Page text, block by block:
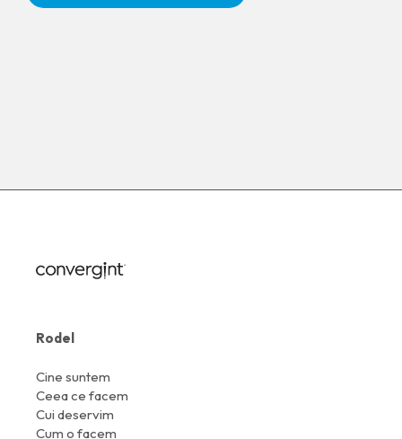
Rodel
Cine suntem
Ceea ce facem
Cui deservim
Cum o facem